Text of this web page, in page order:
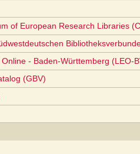
of European Research Libraries
- Baden-Württemberg (LEO-
(GBV)